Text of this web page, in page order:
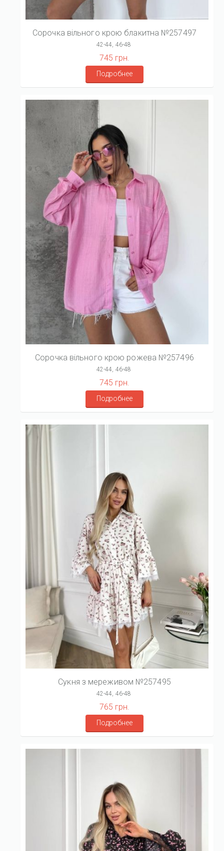
Сорочка вільного крою блакитна №257497
42-44, 46-48
745 грн.
Подробнее
Сорочка вільного крою рожева №257496
42-44, 46-48
745 грн.
Подробнее
Сукня з мереживом №257495
42-44, 46-48
765 грн.
Подробнее